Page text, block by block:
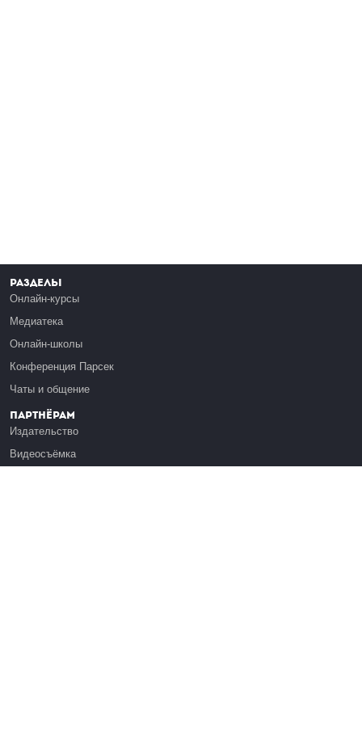
Разделы
Онлайн-курсы
Медиатека
Онлайн-школы
Конференция Парсек
Чаты и общение
Партнёрам
Издательство
Видеосъёмка